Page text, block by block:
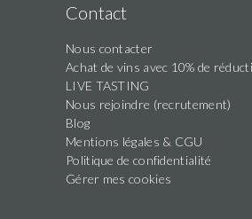
Contact
Nous contacter
Achat de vins avec 10% de
LIVE TASTING
Nous rejoindre (recrutement)
Blog
Mentions légales & CGU
Politique de confidentialité
Gérer mes cookies